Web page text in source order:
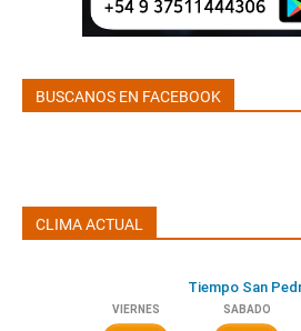
BUSCANOS EN FACEBOOK
CLIMA ACTUAL